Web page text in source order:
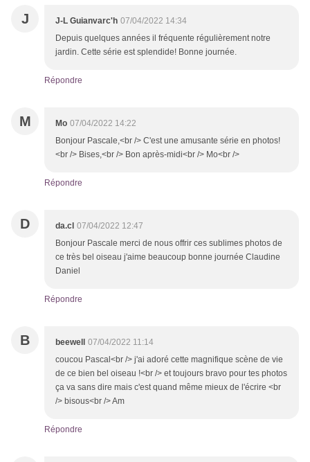
J J-L Guianvarc'h 07/04/2022 14:34
Depuis quelques années il fréquente régulièrement notre
jardin. Cette série est splendide! Bonne journée.
Répondre
M Mo 07/04/2022 14:22
Bonjour Pascale,<br /> C'est une amusante série en photos!
<br /> Bises,<br /> Bon après-midi<br /> Mo<br />
Répondre
D da.cl 07/04/2022 12:47
Bonjour Pascale merci de nous offrir ces sublimes photos de
ce très bel oiseau j'aime beaucoup bonne journée Claudine
Daniel
Répondre
B beewell
07/04/2022 11:14
coucou Pascal<br /> j'ai adoré cette magnifique scène de vie
de ce bien bel oiseau !<br /> et toujours bravo pour tes photos
ça va sans dire mais c'est quand même mieux de l'écrire <br
/> bisous<br /> Am
Répondre